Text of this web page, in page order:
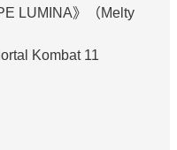
LUMINA》（Melty
Kombat 11